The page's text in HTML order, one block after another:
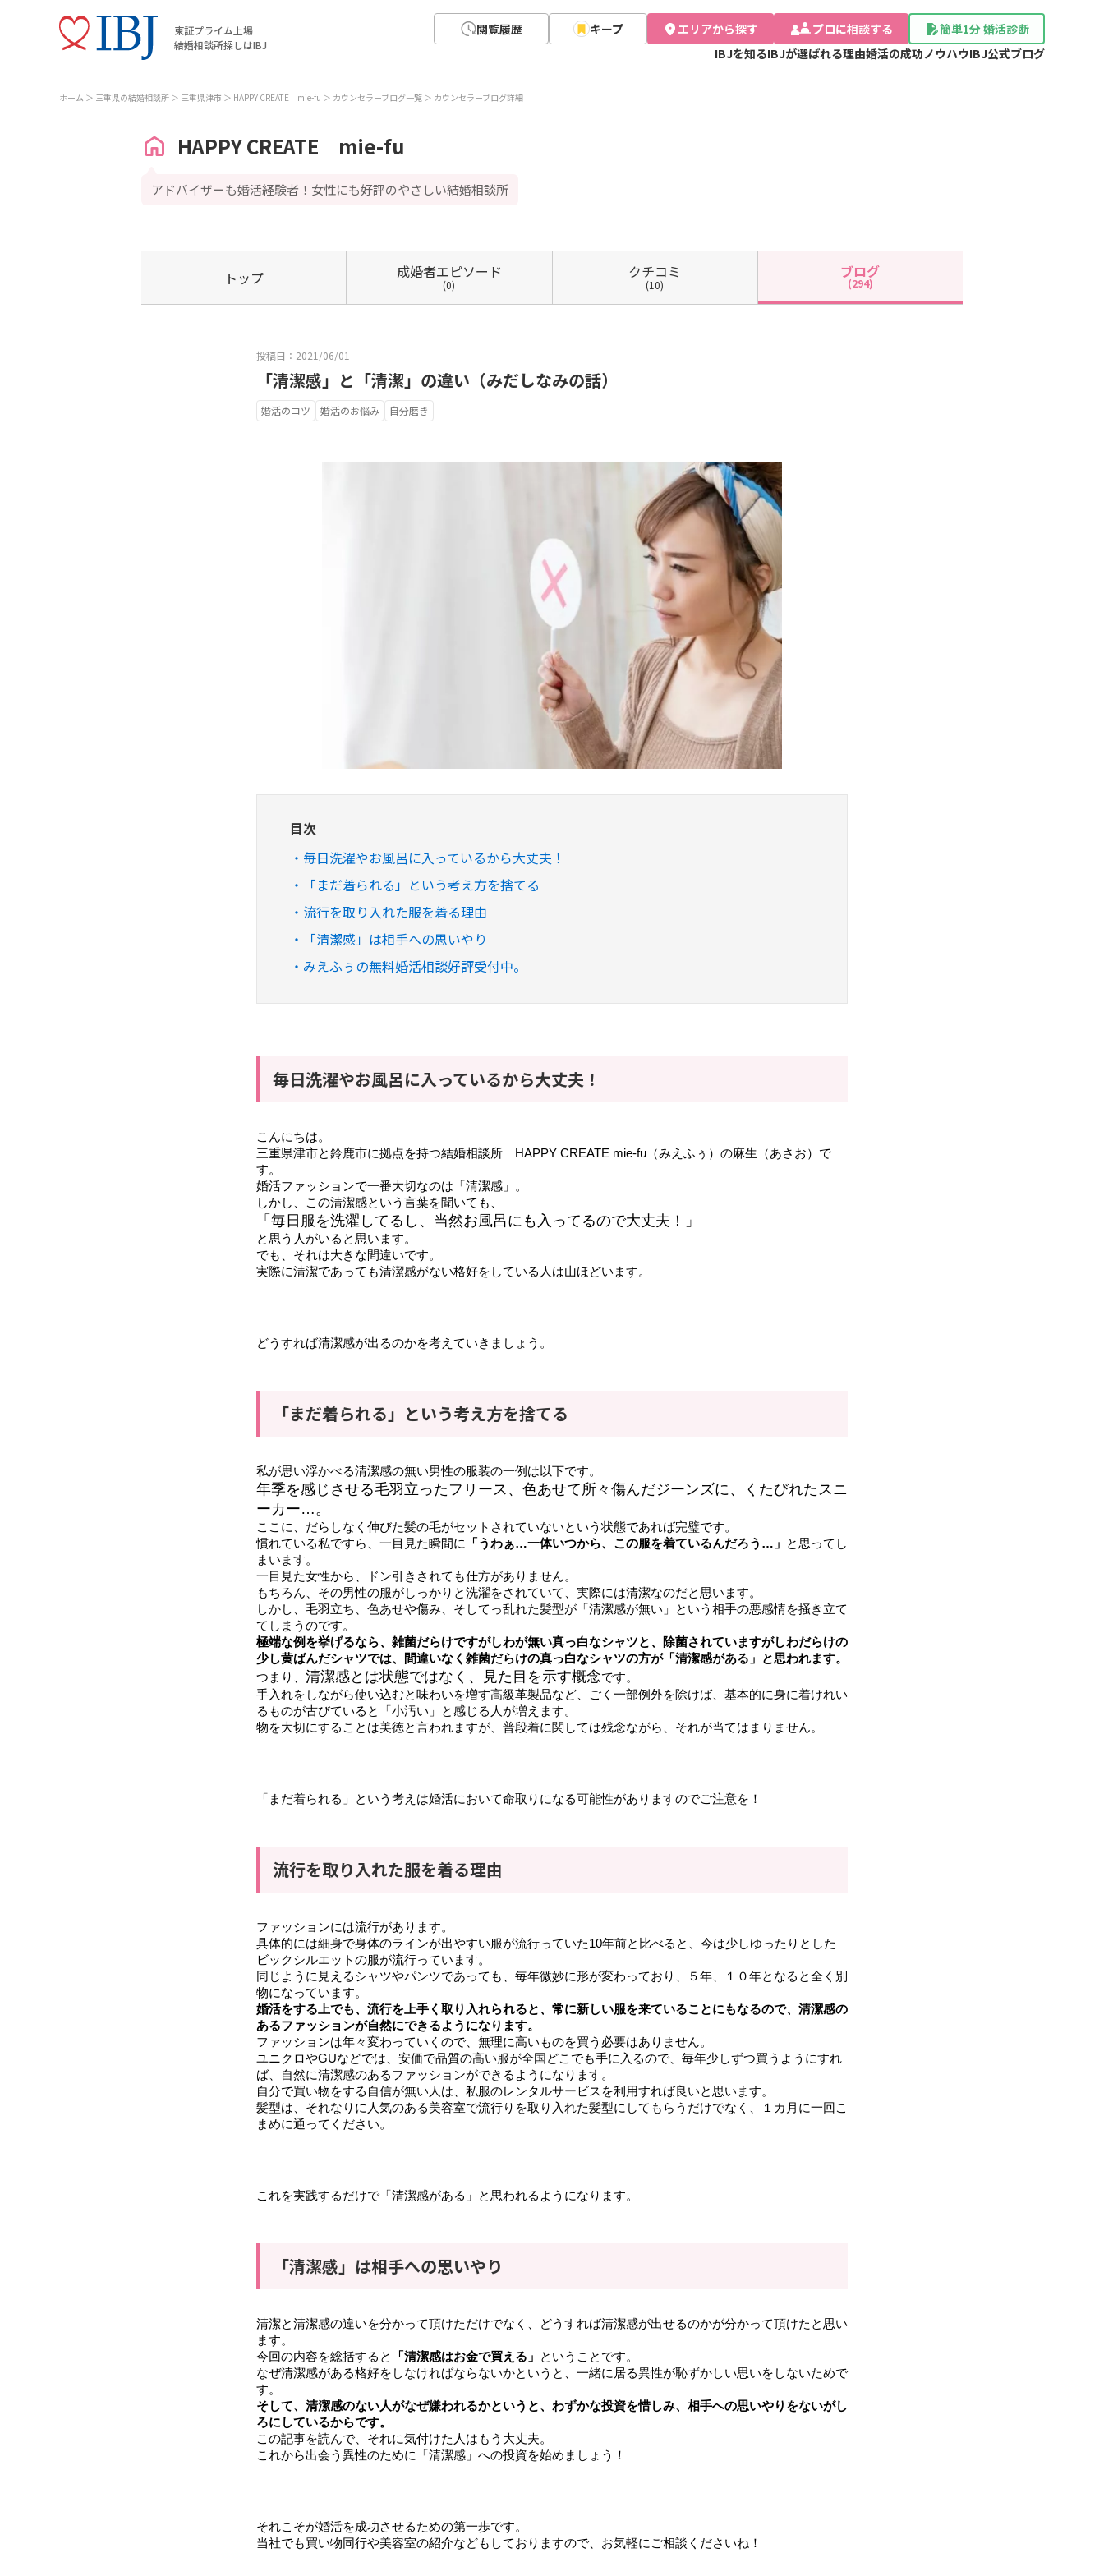
東証プライム上場
結婚相談所探しはIBJ
閲覧履歴 キープ エリアから探す プロに相談する
簡単1分 婚活診断
IBJを知るIBJが選ばれる理由婚活の成功ノウハウIBJ公式ブログ
ホーム 三重県の結婚相談所 三重県津市 HAPPY CREATE mie-fu カウンセラーブログ一覧 カウンセラーブログ詳細
HAPPY CREATE mie-fu
アドバイザーも婚活経験者！女性にも好評のやさしい結婚相談所
トップ 成婚者エピソード
(0)
クチコミ
(10)
ブログ
(294)
投稿日：2021/06/01
「清潔感」と「清潔」の違い（みだしなみの話）
婚活のコツ 婚活のお悩み 自分磨き
目次
毎日洗濯やお風呂に入っているから大丈夫！
「まだ着られる」という考え方を捨てる
流行を取り入れた服を着る理由
「清潔感」は相手への思いやり
みえふぅの無料婚活相談好評受付中。
毎日洗濯やお風呂に入っているから大丈夫！
こんにちは。
三重県津市と鈴鹿市に拠点を持つ結婚相談所　HAPPY CREATE mie-fu（みえふぅ）の麻生（あさお）で
す。
婚活ファッションで一番大切なのは「清潔感」。
しかし、この清潔感という言葉を聞いても、
「毎日服を洗濯してるし、当然お風呂にも入ってるので大丈夫！」
と思う人がいると思います。
でも、それは大きな間違いです。
実際に清潔であっても清潔感がない格好をしている人は山ほどいます。
どうすれば清潔感が出るのかを考えていきましょう。
「まだ着られる」という考え方を捨てる
私が思い浮かべる清潔感の無い男性の服装の一例は以下です。
年季を感じさせる毛羽立ったフリース、色あせて所々傷んだジーンズに、くたびれたスニ
ーカー…。
ここに、だらしなく伸びた髪の毛がセットされていないという状態であれば完璧です。
慣れている私ですら、一目見た瞬間に
「うわぁ…一体いつから、この服を着ているんだろう…」
と思ってし
まいます。
一目見た女性から、ドン引きされても仕方がありません。
もちろん、その男性の服がしっかりと洗濯をされていて、実際には清潔なのだと思います。
しかし、毛羽立ち、色あせや傷み、そしてっ乱れた髪型が「清潔感が無い」という相手の悪感情を掻き立て
てしまうのです。
極端な例を挙げるなら、雑菌だらけですがしわが無い真っ白なシャツと、除菌されていますがしわだらけの
少し黄ばんだシャツでは、間違いなく雑菌だらけの真っ白なシャツの方が「清潔感がある」と思われます。
つまり、 清潔感とは状態ではなく、見た目を示す概念です。
手入れをしながら使い込むと味わいを増す高級革製品など、ごく一部例外を除けば、基本的に身に着けれい
るものが古びていると「小汚い」と感じる人が増えます。
物を大切にすることは美徳と言われますが、普段着に関しては残念ながら、それが当てはまりません。
「まだ着られる」という考えは婚活において命取りになる可能性がありますのでご注意を！
流行を取り入れた服を着る理由
ファッションには流行があります。
具体的には細身で身体のラインが出やすい服が流行っていた10年前と比べると、今は少しゆったりとした
ビックシルエットの服が流行っています。
同じように見えるシャツやパンツであっても、毎年微妙に形が変わっており、５年、１０年となると全く別
物になっています。
婚活をする上でも、流行を上手く取り入れられると、常に新しい服を来ていることにもなるので、清潔感の
あるファッションが自然にできるようになります。
ファッションは年々変わっていくので、無理に高いものを買う必要はありません。
ユニクロやGUなどでは、安価で品質の高い服が全国どこでも手に入るので、毎年少しずつ買うようにすれ
ば、自然に清潔感のあるファッションができるようになります。
自分で買い物をする自信が無い人は、私服のレンタルサービスを利用すれば良いと思います。
髪型は、それなりに人気のある美容室で流行りを取り入れた髪型にしてもらうだけでなく、１カ月に一回こ
まめに通ってください。
これを実践するだけで「清潔感がある」と思われるようになります。
「清潔感」は相手への思いやり
清潔と清潔感の違いを分かって頂けただけでなく、どうすれば清潔感が出せるのかが分かって頂けたと思い
ます。
今回の内容を総括すると
「清潔感はお金で買える」
ということです。
なぜ清潔感がある格好をしなければならないかというと、一緒に居る異性が恥ずかしい思いをしないためで
す。
そして、清潔感のない人がなぜ嫌われるかというと、わずかな投資を惜しみ、相手への思いやりをないがし
ろにしているからです。
この記事を読んで、それに気付けた人はもう大丈夫。
これから出会う異性のために「清潔感」への投資を始めましょう！
それこそが婚活を成功させるための第一歩です。
当社でも買い物同行や美容室の紹介などもしておりますので、お気軽にご相談くださいね！